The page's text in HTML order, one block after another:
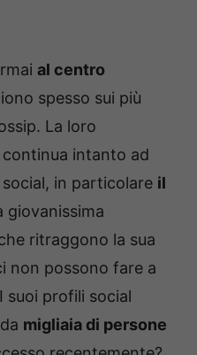
al centro
spesso sui più
La loro
continua intanto ad
in particolare il
giovanissima
ritraggono la sua
non possono fare a
suoi profili social
migliaia di persone